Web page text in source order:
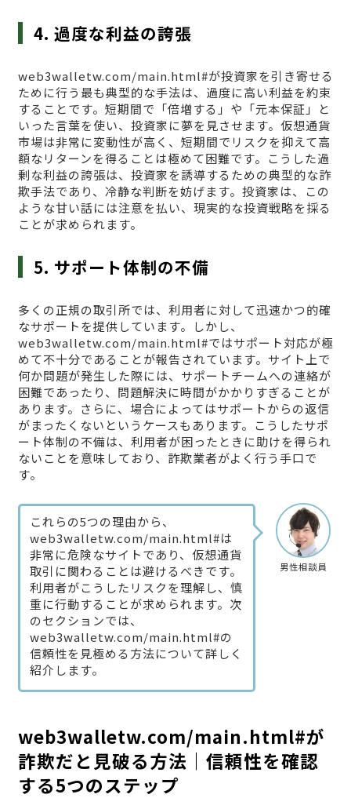
4. 過度な利益の誇張
web3walletw.com/main.html#が投資家を引き寄せる
ために行う最も典型的な手法は、過度に高い利益を約束
することです。短期間で「倍増する」や「元本保証」と
いった言葉を使い、投資家に夢を見させます。仮想通貨
市場は非常に変動性が高く、短期間でリスクを抑えて高
額なリターンを得ることは極めて困難です。こうした過
剰な利益の誇張は、投資家を誘導するための典型的な詐
欺手法であり、冷静な判断を妨げます。投資家は、この
ような甘い話には注意を払い、現実的な投資戦略を採る
ことが求められます。
5. サポート体制の不備
多くの正規の取引所では、利用者に対して迅速かつ的確
なサポートを提供しています。しかし、
web3walletw.com/main.html#ではサポート対応が極
めて不十分であることが報告されています。サイト上で
何か問題が発生した際には、サポートチームへの連絡が
困難であったり、問題解決に時間がかかりすぎることが
あります。さらに、場合によってはサポートからの返信
がまったくないというケースもあります。こうしたサポ
ート体制の不備は、利用者が困ったときに助けを得られ
ないことを意味しており、詐欺業者がよく行う手口で
す。
男性相談員
これらの5つの理由から、
web3walletw.com/main.html#は
非常に危険なサイトであり、仮想通貨
取引に関わることは避けるべきです。
利用者がこうしたリスクを理解し、慎
重に行動することが求められます。次
のセクションでは、
web3walletw.com/main.html#の
信頼性を見極める方法について詳しく
紹介します。
web3walletw.com/main.html#が
詐欺だと見破る方法｜信頼性を確認
する5つのステップ